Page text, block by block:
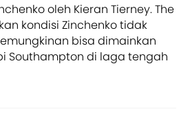
oleh Kieran Tierney. The
kondisi Zinchenko tidak
bisa dimainkan
Southampton di laga tengah